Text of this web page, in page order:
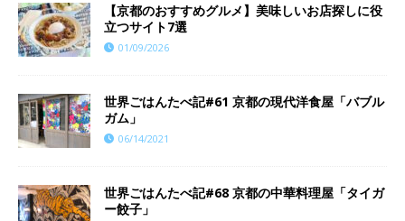
【京都のおすすめグルメ】美味しいお店探しに役
立つサイト7選
01/09/2026
世界ごはんたべ記#61 京都の現代洋食屋「バブル
ガム」
06/14/2021
世界ごはんたべ記#68 京都の中華料理屋「タイガ
ー餃子」